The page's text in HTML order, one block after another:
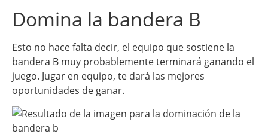
Domina la bandera B
Esto no hace falta decir, el equipo que sostiene la
bandera B muy probablemente terminará ganando el
juego. Jugar en equipo, te dará las mejores
oportunidades de ganar.